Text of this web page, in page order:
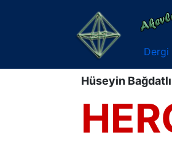
Dergi
Hüseyin Bağdatlı